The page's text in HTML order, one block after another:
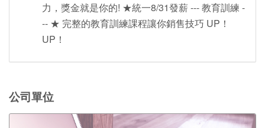
力，獎金就是你的! ★統一8/31發薪 --- 教育訓練 -
-- ★ 完整的教育訓練課程讓你銷售技巧 UP！
UP！
公司單位